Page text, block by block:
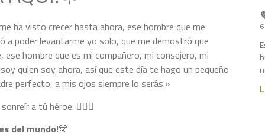
ha visto crecer hasta ahora, ese hombre que me
a poder levantarme yo solo, que me demostró que
hombre que es mi compañero, mi consejero, mi
quien soy ahora, así que este día te hago un pequeño
perfecto, a mis ojos siempre lo serás.»
a tú héroe. 🦸🏻‍♂️
del mundo!🎊